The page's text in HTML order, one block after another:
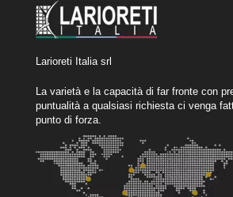
Larioreti Italia srl
La varietà e la capacità di far fronte con
puntualità a qualsiasi richiesta ci venga
punto di forza.